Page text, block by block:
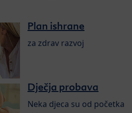
Plan ishrane
za zdrav razvoj
Dječja probava
Neka djeca su od početka